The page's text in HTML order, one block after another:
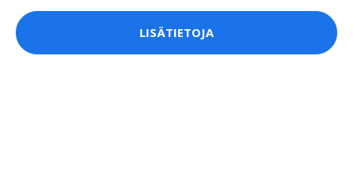
LISÄTIETOJA